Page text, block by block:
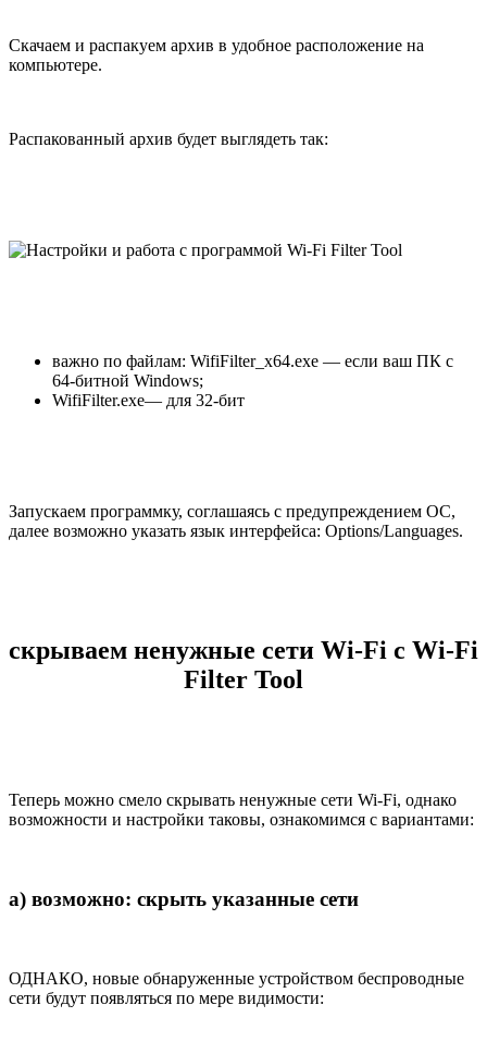
Скачаем и распакуем архив в удобное расположение на
компьютере.
Распакованный архив будет выглядеть так:
важно по файлам: WifiFilter_x64.exe — если ваш ПК с
64-битной Windows;
WifiFilter.exe— для 32-бит
Запускаем программку, соглашаясь с предупреждением ОС,
далее возможно указать язык интерфейса: Options/Languages.
скрываем ненужные сети Wi-Fi с Wi-Fi
Filter Tool
Теперь можно смело скрывать ненужные сети Wi-Fi, однако
возможности и настройки таковы, ознакомимся с вариантами:
а) возможно: скрыть указанные сети
ОДНАКО, новые обнаруженные устройством беспроводные
сети будут появляться по мере видимости: